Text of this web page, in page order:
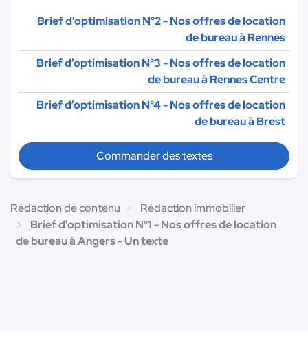
Brief d’optimisation N°2 - Nos offres de location
de bureau à Rennes
Brief d’optimisation N°3 - Nos offres de location
de bureau à Rennes Centre
Brief d’optimisation N°4 - Nos offres de location
de bureau à Brest
Commander des textes
Rédaction de contenu
Rédaction immobilier
Brief d’optimisation N°1 - Nos offres de location
de bureau à Angers - Un texte